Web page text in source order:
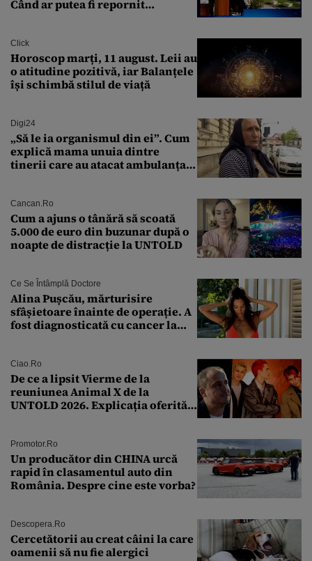
Când ar putea fi repornit
Click
Horoscop marți, 11 august. Leii au
o atitudine pozitivă, iar Balanțele
își schimbă stilul de viață
Digi24
„Să le ia organismul din ei”. Cum
explică mama unuia dintre
tinerii care au atacat ambulanța
Cancan.ro
Cum a ajuns o tânără să scoată
5.000 de euro din buzunar după o
noapte de distracție la UNTOLD
Ce Se Întâmplă Doctore
Alina Pușcău, mărturisire
sfâșietoare înainte de operație. A
fost diagnosticată cu cancer la
îmi salvez viața”
Ciao.ro
De ce a lipsit Vierme de la
reuniunea Animal X de la
UNTOLD 2026. Explicația oferită
Promotor.ro
Un producător din CHINA urcă
rapid în clasamentul auto din
România. Despre cine este vorba?
Descopera.ro
Cercetătorii au creat câini la care
oamenii să nu fie alergici